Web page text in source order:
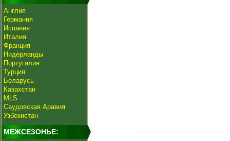
Англия
Германия
Испания
Италия
Франция
Нидерланды
Португалия
Турция
Беларусь
Казахстан
MLS
Саудовская Аравия
Узбекистан
МЕЖСЕЗОНЬЕ: